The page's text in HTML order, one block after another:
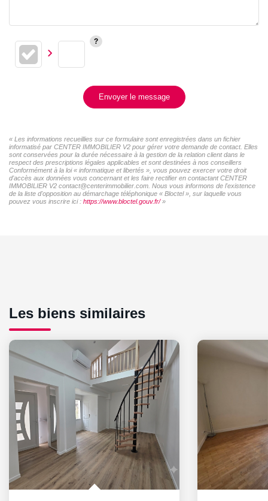
Envoyer le message
« Les informations recueillies sur ce formulaire sont enregistrées dans un fichier
informatisé par CENTER IMMOBILIER V2 pour gérer votre demande de contact. Elles
sont conservées pour la durée nécessaire à la gestion de la relation client dans le
respect des prescriptions légales applicables et sont destinées à nos conseillers
Conformément à la loi « informatique et libertés », vous pouvez exercer votre droit
d'accès aux données vous concernant et les faire rectifier en contactant CENTER
IMMOBILIER V2 contact@centerimmobilier.com. Nous vous informons de l'existence
de la liste d'opposition au démarchage téléphonique « Bloctel », sur laquelle vous
pouvez vous inscrire ici : https://www.bloctel.gouv.fr/»
Les biens similaires